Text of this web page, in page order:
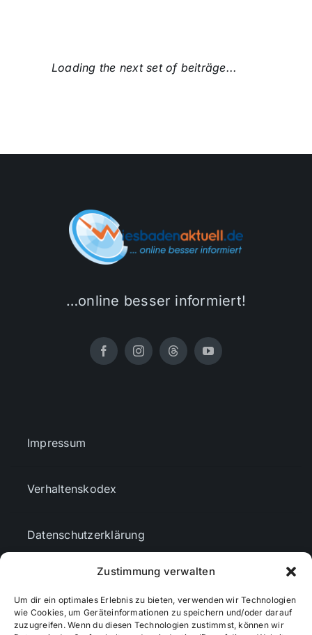
Zustimmung verwalten
Um dir ein optimales Erlebnis zu bieten, verwenden wir Technologien
wie Cookies, um Geräteinformationen zu speichern und/oder darauf
zuzugreifen. Wenn du diesen Technologien zustimmst, können wir
Loading the next set of beiträge...
…online besser informiert!
Impressum
Verhaltenskodex
Datenschutzerklärung
Cookie-Richtlinie (EU)